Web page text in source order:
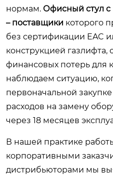
нормам. Офисный стул с
– поставщики которого
без сертификации EAC
конструкцией газлифта,
финансовых потерь для
наблюдаем ситуацию,
первоначальной
расходов на замену
через 18 месяцев
В нашей практике
корпоративными
дистрибьюторами мы